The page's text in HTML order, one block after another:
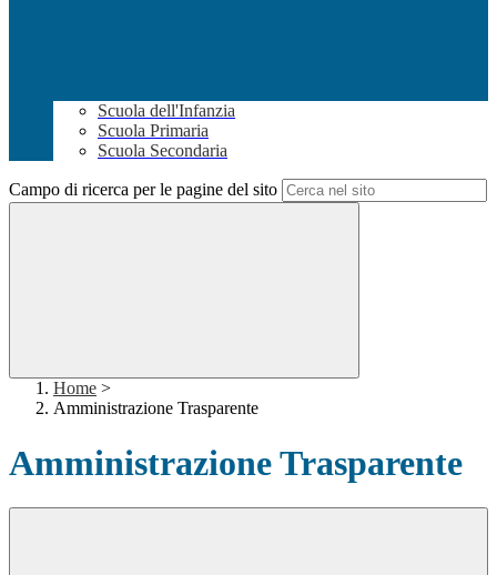
Scuola dell'Infanzia
Scuola Primaria
Scuola Secondaria
Campo di ricerca per le pagine del sito
Home >
Amministrazione Trasparente
Amministrazione Trasparente